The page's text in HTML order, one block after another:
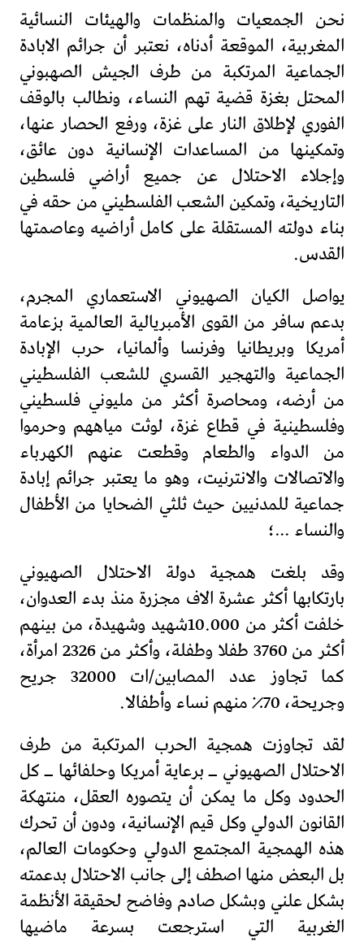
نحن الجمعيات والمنظمات والهيئات النسائية
المغربية، الموقعة أدناه، نعتبر أن جرائم الابادة
الجماعية المرتكبة من طرف الجيش الصهبوني
المحتل بغزة قضية تهم النساء، ونطالب بالوقف
الفوري لإطلاق النار على غزة، ورفع الحصار عنها،
وتمكينها من المساعدات الإنسانية دون عائق،
وإجلاء الاحتلال عن جميع أراضي فلسطين
التاريخية، وتمكين الشعب الفلسطيني من حقه في
بناء دولته المستقلة على كامل أراضيه وعاصمتها
القدس.
يواصل الكيان الصهيوني الاستعماري المجرم،
بدعم سافر من القوى الأمبريالية العالمية بزعامة
أمريكا وبريطانيا وفرنسا وألمانيا، حرب الإبادة
الجماعية والتهجير القسري للشعب الفلسطيني
من أرضه، ومحاصرة أكثر من مليوني فلسطيني
وفلسطينية في قطاع غزة، لوثت مياههم وحرموا
من الدواء والطعام وقطعت عنهم الكهرباء
والاتصالات والانترنيت، وهو ما يعتبر جرائم إبادة
جماعية للمدنيين حيث ثلثي الضحايا من الأطفال
والنساء …؛
وقد بلغت همجية دولة الاحتلال الصهيوني
بارتكابها أكثر عشرة الاف مجزرة منذ بدء العدوان،
خلفت أكثر من 10.000شهيد وشهيدة، من بينهم
أكثر من 3760 طفلا وطفلة، وأكثر من 2326 امرأة،
كما تجاوز عدد المصابين/ات 32000 جريح
وجريحة، 70٪ منهم نساء وأطفالا.
لقد تجاوزت همجية الحرب المرتكبة من طرف
الاحتلال الصهيوني ــ برعاية أمريكا وحلفائها ــ كل
الحدود وكل ما يمكن أن يتصوره العقل، منتهكة
القانون الدولي وكل قيم الإنسانية، ودون أن تحرك
هذه الهمجية المجتمع الدولي وحكومات العالم،
بل البعض منها اصطف إلى جانب الاحتلال بدعمته
بشكل علني وبشكل صادم وفاضح لحقيقة الأنظمة
الغربية التي استرجعت بسرعة ماضيها